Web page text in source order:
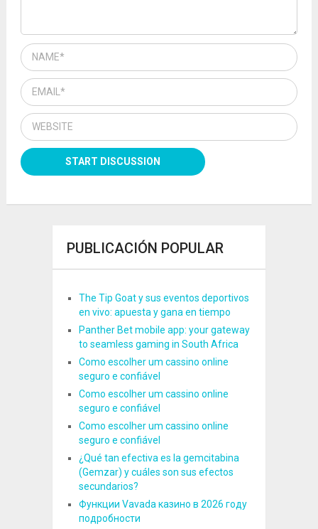
PUBLICACIÓN POPULAR
The Tip Goat y sus eventos deportivos
en vivo: apuesta y gana en tiempo
Panther Bet mobile app: your gateway
to seamless gaming in South Africa
Como escolher um cassino online
seguro e confiável
Como escolher um cassino online
seguro e confiável
Como escolher um cassino online
seguro e confiável
¿Qué tan efectiva es la gemcitabina
(Gemzar) y cuáles son sus efectos
secundarios?
Функции Vavada казино в 2026 году
подробности